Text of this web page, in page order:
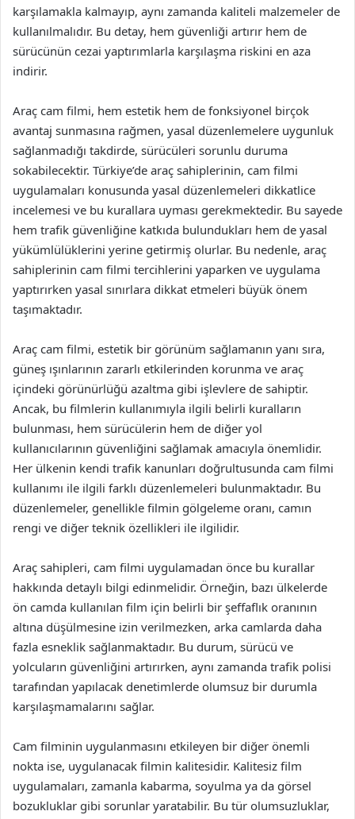
karşılamakla kalmayıp, aynı zamanda kaliteli malzemeler de
kullanılmalıdır. Bu detay, hem güvenliği artırır hem de
sürücünün cezai yaptırımlarla karşılaşma riskini en aza
indirir.
Araç cam filmi, hem estetik hem de fonksiyonel birçok
avantaj sunmasına rağmen, yasal düzenlemelere uygunluk
sağlanmadığı takdirde, sürücüleri sorunlu duruma
sokabilecektir. Türkiye’de araç sahiplerinin, cam filmi
uygulamaları konusunda yasal düzenlemeleri dikkatlice
incelemesi ve bu kurallara uyması gerekmektedir. Bu sayede
hem trafik güvenliğine katkıda bulundukları hem de yasal
yükümlülüklerini yerine getirmiş olurlar. Bu nedenle, araç
sahiplerinin cam filmi tercihlerini yaparken ve uygulama
yaptırırken yasal sınırlara dikkat etmeleri büyük önem
taşımaktadır.
Araç cam filmi, estetik bir görünüm sağlamanın yanı sıra,
güneş ışınlarının zararlı etkilerinden korunma ve araç
içindeki görünürlüğü azaltma gibi işlevlere de sahiptir.
Ancak, bu filmlerin kullanımıyla ilgili belirli kuralların
bulunması, hem sürücülerin hem de diğer yol
kullanıcılarının güvenliğini sağlamak amacıyla önemlidir.
Her ülkenin kendi trafik kanunları doğrultusunda cam filmi
kullanımı ile ilgili farklı düzenlemeleri bulunmaktadır. Bu
düzenlemeler, genellikle filmin gölgeleme oranı, camın
rengi ve diğer teknik özellikleri ile ilgilidir.
Araç sahipleri, cam filmi uygulamadan önce bu kurallar
hakkında detaylı bilgi edinmelidir. Örneğin, bazı ülkelerde
ön camda kullanılan film için belirli bir şeffaflık oranının
altına düşülmesine izin verilmezken, arka camlarda daha
fazla esneklik sağlanmaktadır. Bu durum, sürücü ve
yolcuların güvenliğini artırırken, aynı zamanda trafik polisi
tarafından yapılacak denetimlerde olumsuz bir durumla
karşılaşmamalarını sağlar.
Cam filminin uygulanmasını etkileyen bir diğer önemli
nokta ise, uygulanacak filmin kalitesidir. Kalitesiz film
uygulamaları, zamanla kabarma, soyulma ya da görsel
bozukluklar gibi sorunlar yaratabilir. Bu tür olumsuzluklar,